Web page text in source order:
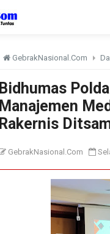
GebrakNasional.Com
Bidhumas
Manajemen
Rakernis
GebrakNasional.Com